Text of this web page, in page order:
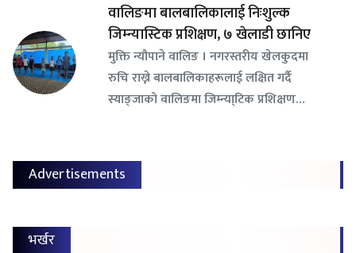
वालिङमा बालबालिकालाई निःशुल्क
जिम्न्यास्टिक प्रशिक्षण, ७ खेलाडी छानिए
​मुक्ति न्यौपाने वालिङ । नगरस्तरीय खेलकुदमा
रुचि राख्ने बालबालिकाहरूलाई लक्षित गर्दै
स्याङ्जाको वालिङमा जिम्न्या्टिक प्रशिक्षण…
Advertisements
भर्खर